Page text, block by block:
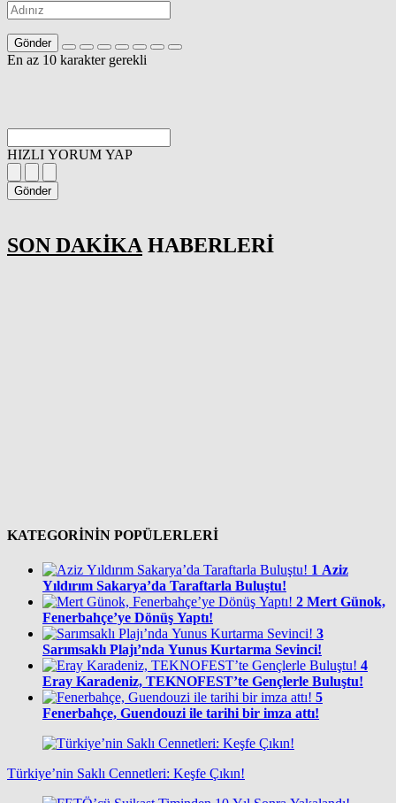
Gönder
En az 10 karakter gerekli
HIZLI YORUM YAP
Gönder
SON DAKİKA HABERLERİ
KATEGORİNİN POPÜLERLERİ
1 Aziz
Yıldırım Sakarya’da Taraftarla Buluştu!
2 Mert Günok,
Fenerbahçe’ye Dönüş Yaptı!
3
Sarımsaklı Plajı’nda Yunus Kurtarma Sevinci!
4
Eray Karadeniz, TEKNOFEST’te Gençlerle Buluştu!
5
Fenerbahçe, Guendouzi ile tarihi bir imza attı!
Türkiye’nin Saklı Cennetleri: Keşfe Çıkın!